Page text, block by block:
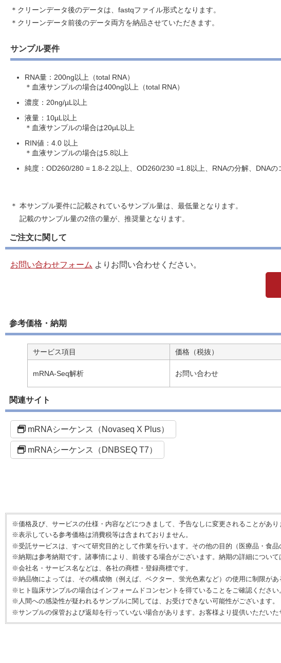
＊クリーンデータ後のデータは、fastqファイル形式となります。
＊クリーンデータ前後のデータ両方を納品させていただきます。
サンプル要件
RNA量：200ng以上（total RNA）
＊血液サンプルの場合は400ng以上（total RNA）
濃度：20ng/µL以上
液量：10µL以上
＊血液サンプルの場合は20µL以上
RIN値：4.0 以上
＊血液サンプルの場合は5.8以上
純度：OD260/280 = 1.8-2.2以上、OD260/230 =1.8以上、RNAの分解、DNAの
＊ 本サンプル要件に記載されているサンプル量は、最低量となります。
記載のサンプル量の2倍の量が、推奨量となります。
ご注文に関して
お問い合わせフォーム よりお問い合わせください。
参考価格・納期
サービス項目 価格（税抜）
mRNA-Seq解析 お問い合わせ
関連サイト
mRNAシーケンス（Novaseq X Plus）
mRNAシーケンス（DNBSEQ T7）
※価格及び、サービスの仕様・内容などにつきまして、予告なしに変更されることがあり
※表示している参考価格は消費税等は含まれておりません。
※受託サービスは、すべて研究目的として作業を行います。その他の目的（医療品・食
※納期は参考納期です。諸事情により、前後する場合がございます。納期の詳細について
※会社名・サービス名などは、各社の商標・登録商標です。
※納品物によっては、その構成物（例えば、ベクター、蛍光色素など）の使用に制限があ
※ヒト臨床サンプルの場合はインフォームドコンセントを得ていることをご確認くださ
※人間への感染性が疑われるサンプルに関しては、お受けできない可能性がございます。
※サンプルの保管および返却を行っていない場合があります。お客様より提供いただい